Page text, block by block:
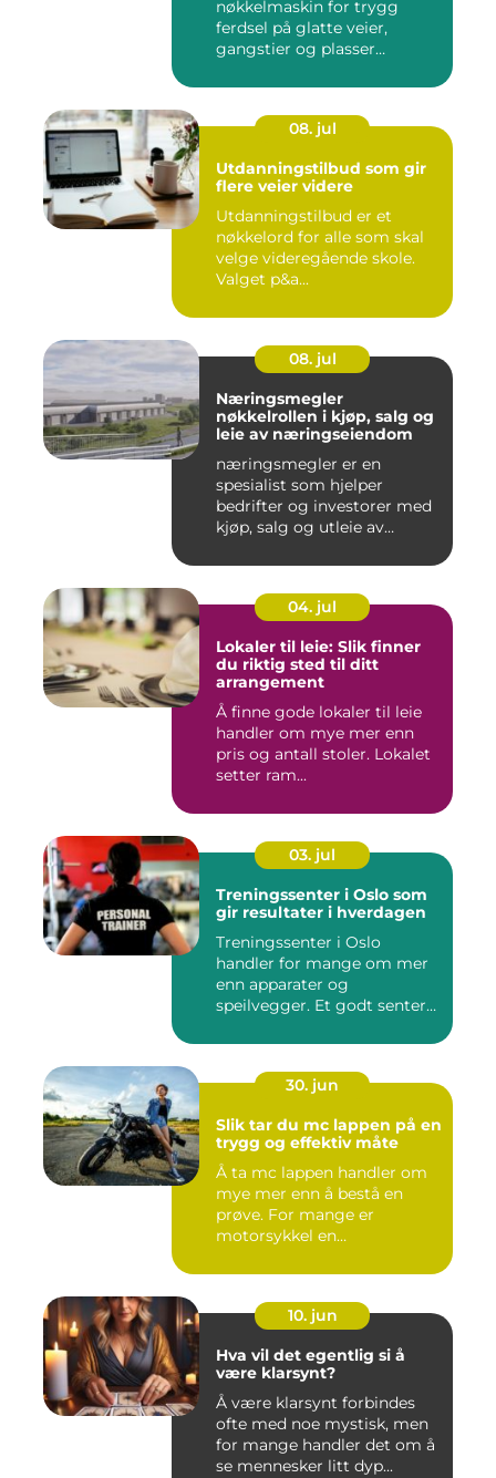
nøkkelmaskin for trygg
ferdsel på glatte veier,
gangstier og plasser
08. jul
Utdanningstilbud som gir
flere veier videre
Utdanningstilbud er et
nøkkelord for alle som skal
velge videregående skole.
Valget p&a...
08. jul
Næringsmegler
nøkkelrollen i kjøp, salg og
leie av næringseiendom
næringsmegler er en
spesialist som hjelper
bedrifter og investorer med
kjøp, salg og utleie av
04. jul
Lokaler til leie: Slik finner
du riktig sted til ditt
arrangement
Å finne gode lokaler til leie
handler om mye mer enn
pris og antall stoler. Lokalet
setter ram...
03. jul
Treningssenter i Oslo som
gir resultater i hverdagen
Treningssenter i Oslo
handler for mange om mer
enn apparater og
speilvegger. Et godt senter
30. jun
Slik tar du mc lappen på en
trygg og effektiv måte
Å ta mc lappen handler om
mye mer enn å bestå en
prøve. For mange er
motorsykkel en
10. jun
Hva vil det egentlig si å
være klarsynt?
Å være klarsynt forbindes
ofte med noe mystisk, men
for mange handler det om å
se mennesker litt dyp...